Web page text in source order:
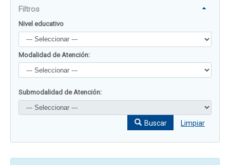
Filtros
Nivel educativo
Modalidad de Atención:
Submodalidad de Atención:
Buscar Limpiar